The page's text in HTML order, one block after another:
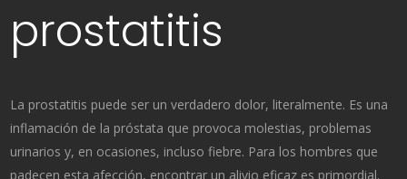
prostatitis
La prostatitis puede ser un verdadero dolor, literalmente. Es una
inflamación de la próstata que provoca molestias, problemas
urinarios y, en ocasiones, incluso fiebre. Para los hombres que
padecen esta afección, encontrar un alivio eficaz es primordial.